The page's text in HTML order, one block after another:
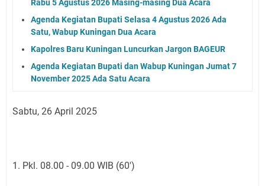
Rabu 5 Agustus 2026 Masing-masing Dua Acara
Agenda Kegiatan Bupati Selasa 4 Agustus 2026 Ada
Satu, Wabup Kuningan Dua Acara
Kapolres Baru Kuningan Luncurkan Jargon BAGEUR
Agenda Kegiatan Bupati dan Wabup Kuningan Jumat 7
November 2025 Ada Satu Acara
Sabtu, 26 April 2025
1. Pkl. 08.00 - 09.00 WIB (60')